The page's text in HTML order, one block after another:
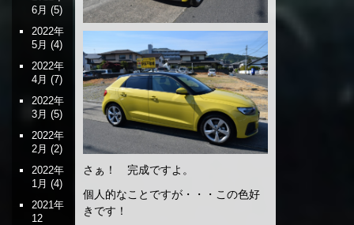
さぁ！ 完成ですよ。
個人的なことですが・・・この色好
きです！
6月 (5)
2022年
5月 (4)
2022年
4月 (7)
2022年
3月 (5)
2022年
2月 (2)
2022年
1月 (4)
2021年
12